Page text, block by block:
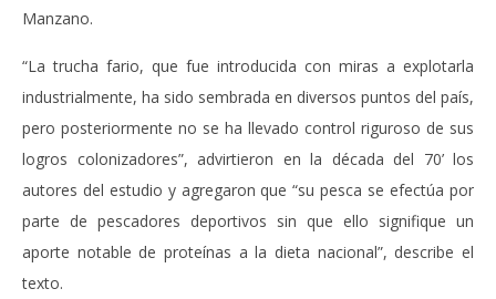
Manzano.
“La trucha fario, que fue introducida con miras a explotarla
industrialmente, ha sido sembrada en diversos puntos del país,
pero posteriormente no se ha llevado control riguroso de sus
logros colonizadores”, advirtieron en la década del 70’ los
autores del estudio y agregaron que “su pesca se efectúa por
parte de pescadores deportivos sin que ello signifique un
aporte notable de proteínas a la dieta nacional”, describe el
texto.